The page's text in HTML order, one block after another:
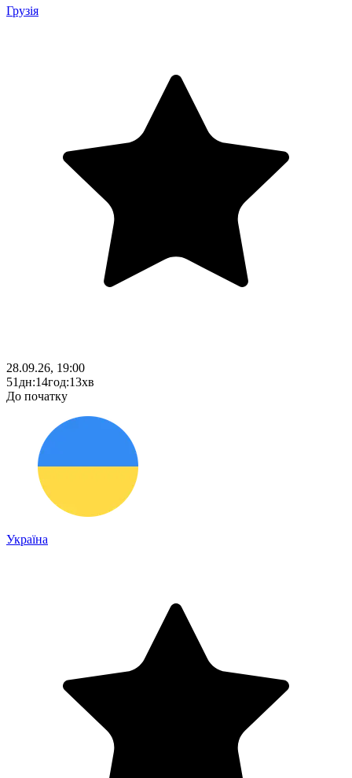
Грузія
28.09.26, 19:00
51 дн:14год:13хв
До початку
Україна